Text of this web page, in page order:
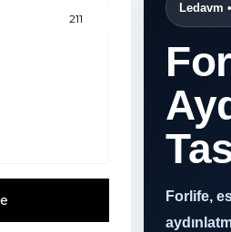
Ledavm
Forlife,